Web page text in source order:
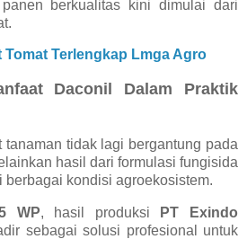
berkualitas kini dimulai dari
Tomat Terlengkap Lmga Agro
Daconil Dalam Praktik
tanaman tidak lagi bergantung pada
hasil dari formulasi fungisida
berbagai kondisi agroekosistem.
WP, hasil produksi
PT Exindo
sebagai solusi profesional untuk